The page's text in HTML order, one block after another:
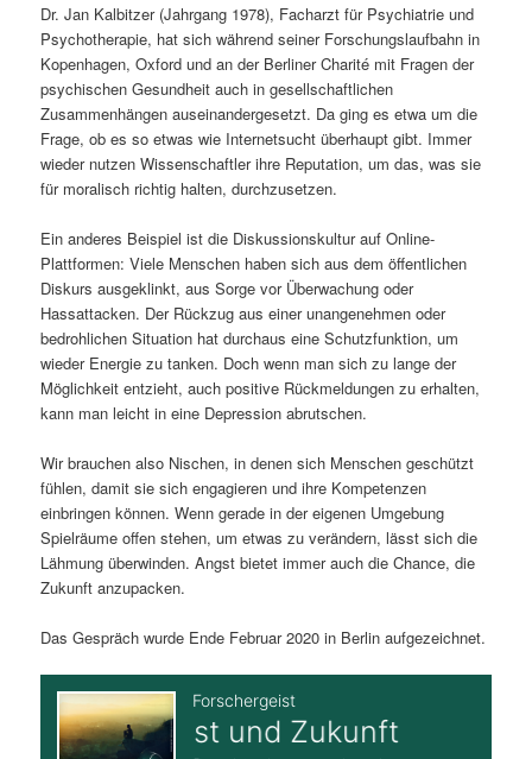
r
i
n
g
e
s
p
r
n
n
Dr. Jan Kalbitzer (Jahrgang 1978), Facharzt für Psychiatrie und
Psychotherapie, hat sich während seiner Forschungslaufbahn in
Kopenhagen, Oxford und an der Berliner Charité mit Fragen der
psychischen Gesundheit auch in gesellschaftlichen
Zusammenhängen auseinandergesetzt. Da ging es etwa um die
Frage, ob es so etwas wie Internetsucht überhaupt gibt. Immer
wieder nutzen Wissenschaftler ihre Reputation, um das, was sie
für moralisch richtig halten, durchzusetzen.
Ein anderes Beispiel ist die Diskussionskultur auf Online-
Plattformen: Viele Menschen haben sich aus dem öffentlichen
Diskurs ausgeklinkt, aus Sorge vor Überwachung oder
Hassattacken. Der Rückzug aus einer unangenehmen oder
bedrohlichen Situation hat durchaus eine Schutzfunktion, um
wieder Energie zu tanken. Doch wenn man sich zu lange der
Möglichkeit entzieht, auch positive Rückmeldungen zu erhalten,
kann man leicht in eine Depression abrutschen.
Wir brauchen also Nischen, in denen sich Menschen geschützt
fühlen, damit sie sich engagieren und ihre Kompetenzen
einbringen können. Wenn gerade in der eigenen Umgebung
Spielräume offen stehen, um etwas zu verändern, lässt sich die
Lähmung überwinden. Angst bietet immer auch die Chance, die
Zukunft anzupacken.
Das Gespräch wurde Ende Februar 2020 in Berlin aufgezeichnet.